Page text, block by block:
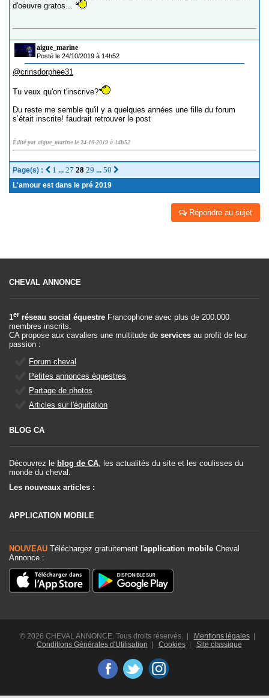
d'oeuvre gratos...
aigue_marine
Posté le 24/10/2019 à 14h52
@crinsdorphee31
Tu veux qu'on t'inscrive?
Du reste me semble qu'il y a quelques années une fille du forum
s’était inscrite! faudrait retrouver le post
Édité par aigue_marine le 24-10-2019 à 14h52
Page(s) : 1 ... 27 28 29 ... 50
L'amour est dans le pré 2019
Répondre au sujet
CHEVAL ANNONCE
1er réseau social équestre Francophone avec plus de 200.000
membres inscrits.
CA propose aux cavaliers une multitude de services au profit de leur
passion :
Forum cheval
Petites annonces équestres
Partage de photos
Articles sur l'équitation
BLOG CA
Découvrez le blog de CA, les actualités du site et les coulisses du
monde du cheval.
Les nouveaux articles :
APPLICATION MOBILE
NOUVEAU Téléchargez gratuitement l'application mobile Cheval
Annonce :
© 2026 CHEVAL ANNONCE. Tous droits réservés. | Mentions légales|
Conditions Générales d'Utilisation
Cookies| Site classique